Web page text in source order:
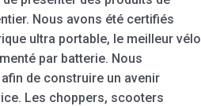
Nous avons été certifiés
ultra portable, le meilleur vélo
par batterie. Nous
de construire un avenir
Les choppers, scooters